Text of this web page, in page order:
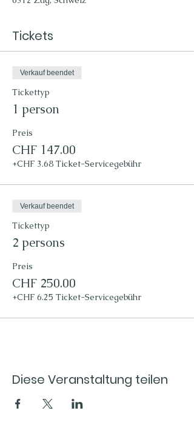
Tickets
Verkauf beendet
Tickettyp
1 person
Preis
CHF 147.00
+CHF 3.68 Ticket-Servicegebühr
Verkauf beendet
Tickettyp
2 persons
Preis
CHF 250.00
+CHF 6.25 Ticket-Servicegebühr
Diese Veranstaltung teilen